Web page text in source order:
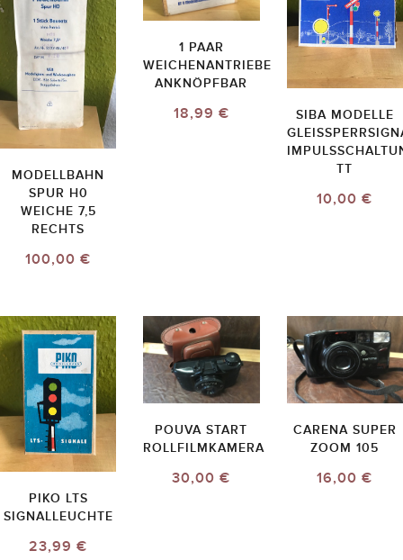
MODELLBAHN
SPUR H0
WEICHE 7,5
RECHTS
100,00 €
1 PAAR
WEICHENANTRIEBE
ANKNÖPFBAR
18,99 €
SIBA MODELLE
TT
10,00 €
PIKO LTS
SIGNALLEUCHTE
23,99 €
POUVA START
ROLLFILMKAMERA
30,00 €
CARENA SUPER
ZOOM 105
16,00 €